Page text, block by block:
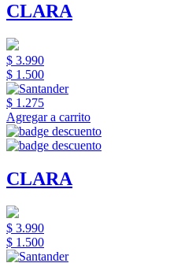
CLARA
$ 3.990
$ 1.500
$ 1.275
Agregar a carrito
CLARA
$ 3.990
$ 1.500